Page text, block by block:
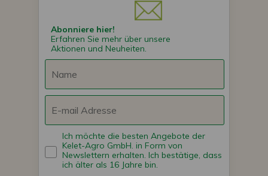
Abonniere hier!
Erfahren Sie mehr über unsere
Aktionen und Neuheiten.
Ich möchte die besten Angebote der
Kelet-Agro GmbH. in Form von
Newslettern erhalten. Ich bestätige, dass
ich älter als 16 Jahre bin.